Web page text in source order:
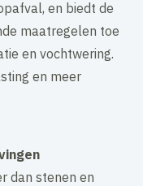
en biedt de
maatregelen toe
en vochtwering.
en meer
dan stenen en